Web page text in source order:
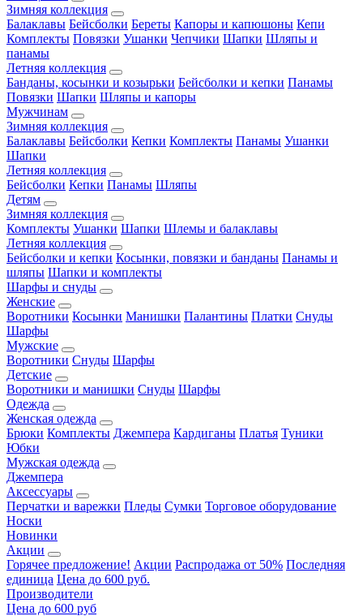
Зимняя коллекция
Балаклавы Бейсболки Береты Капоры и капюшоны Кепи
Комплекты Повязки Ушанки Чепчики Шапки Шляпы и
панамы
Летняя коллекция
Банданы, косынки и козырьки Бейсболки и кепки Панамы
Повязки Шапки Шляпы и капоры
Мужчинам
Зимняя коллекция
Балаклавы Бейсболки Кепки Комплекты Панамы Ушанки
Шапки
Летняя коллекция
Бейсболки Кепки Панамы Шляпы
Детям
Зимняя коллекция
Комплекты Ушанки Шапки Шлемы и балаклавы
Летняя коллекция
Бейсболки и кепки Косынки, повязки и банданы Панамы и
шляпы Шапки и комплекты
Шарфы и снуды
Женские
Воротники Косынки Манишки Палантины Платки Снуды
Шарфы
Мужские
Воротники Снуды Шарфы
Детские
Воротники и манишки Снуды Шарфы
Одежда
Женская одежда
Брюки Комплекты Джемпера Кардиганы Платья Туники
Юбки
Мужская одежда
Джемпера
Аксессуары
Перчатки и варежки Пледы Сумки Торговое оборудование
Носки
Новинки
Акции
Горячее предложение! Акции Распродажа от 50% Последняя
единица Цена до 600 руб.
Производители
Цена до 600 руб